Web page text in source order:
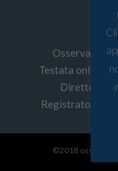
Testata online
Direttore
Registrato
©2018